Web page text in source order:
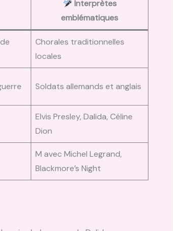
Interprètes
emblématiques
Chorales traditionnelles
locales
Soldats allemands et anglais
Elvis Presley, Dalida, Céline
Dion
M avec Michel Legrand,
Blackmore’s Night